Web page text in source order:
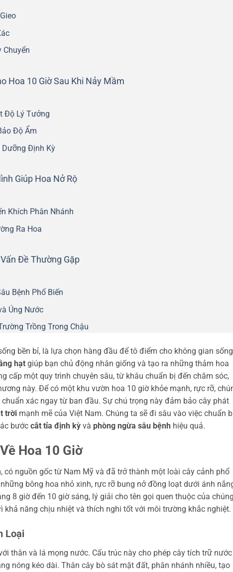
Chuyển
Hoa 10 Giờ Sau Khi Nảy Mầm
Độ Lý Tưởng
Độ Ẩm
Dưỡng Định Kỳ
Giúp Hoa Nở Rộ
Khích Phân Nhánh
Ra Hoa
Đề Thường Gặp
Bệnh Phổ Biến
Úng Nước
Trồng Trong Chậu
bền bỉ, là lựa chọn hàng đầu để tô điểm cho không gian
hạt giúp bạn chủ động nhân giống và tạo ra những thảm hoa
cấp một quy trình chuyên sâu, từ khâu chuẩn bị đến chăm sóc,
này. Để có một khu vườn hoa 10 giờ khỏe mạnh, rực rỡ,
chuẩn xác ngay từ ban đầu. Sự chú trọng này đảm bảo cây phát
trời mạnh mẽ của Việt Nam. Chúng ta sẽ đi sâu vào việc chuẩn
bước cắt tỉa định kỳ và phòng ngừa sâu bệnh hiệu quả.
Hoa 10 Giờ
có nguồn gốc từ Nam Mỹ và đã trở thành một loài cây cảnh phổ
bông hoa nhỏ xinh, rực rỡ bung nở đồng loạt dưới ánh
8 giờ đến 10 giờ sáng, lý giải cho tên gọi quen thuộc của
khả năng chịu nhiệt và thích nghi tốt với môi trường khắc nghiệt.
Loại
thân và lá mọng nước. Cấu trúc này cho phép cây tích trữ nước
nóng kéo dài. Thân cây bò sát mặt đất, phân nhánh nhiều, tạo